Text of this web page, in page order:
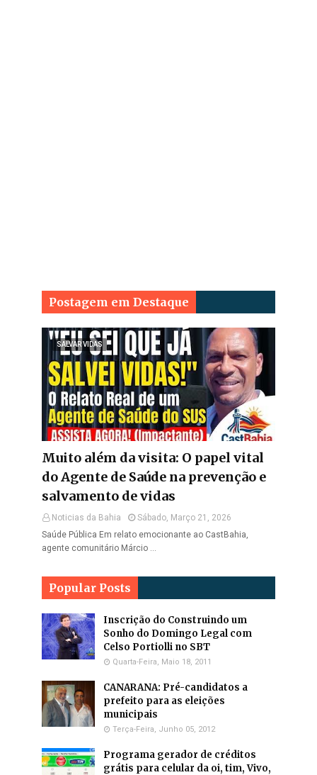
Postagem em Destaque
SALVAR VIDAS
Muito além da visita: O papel vital
do Agente de Saúde na prevenção e
salvamento de vidas
Noticias da Bahia
Sábado, Março 21, 2026
Saúde Pública Em relato emocionante ao CastBahia,
agente comunitário Márcio …
Popular Posts
Inscrição do Construindo um
Sonho do Domingo Legal com
Celso Portiolli no SBT
Quarta-Feira, Maio 18, 2011
CANARANA: Pré-candidatos a
prefeito para as eleições
municipais
Terça-Feira, Junho 05, 2012
Programa gerador de créditos
grátis para celular da oi, tim, Vivo,